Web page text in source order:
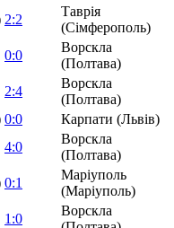
2:2
Таврія
(Сімферополь)
0:0
Ворскла
(Полтава)
2:4
Ворскла
(Полтава)
0:0
Карпати (Львів)
4:0
Ворскла
(Полтава)
0:1
Маріуполь
(Маріуполь)
1:0
Ворскла